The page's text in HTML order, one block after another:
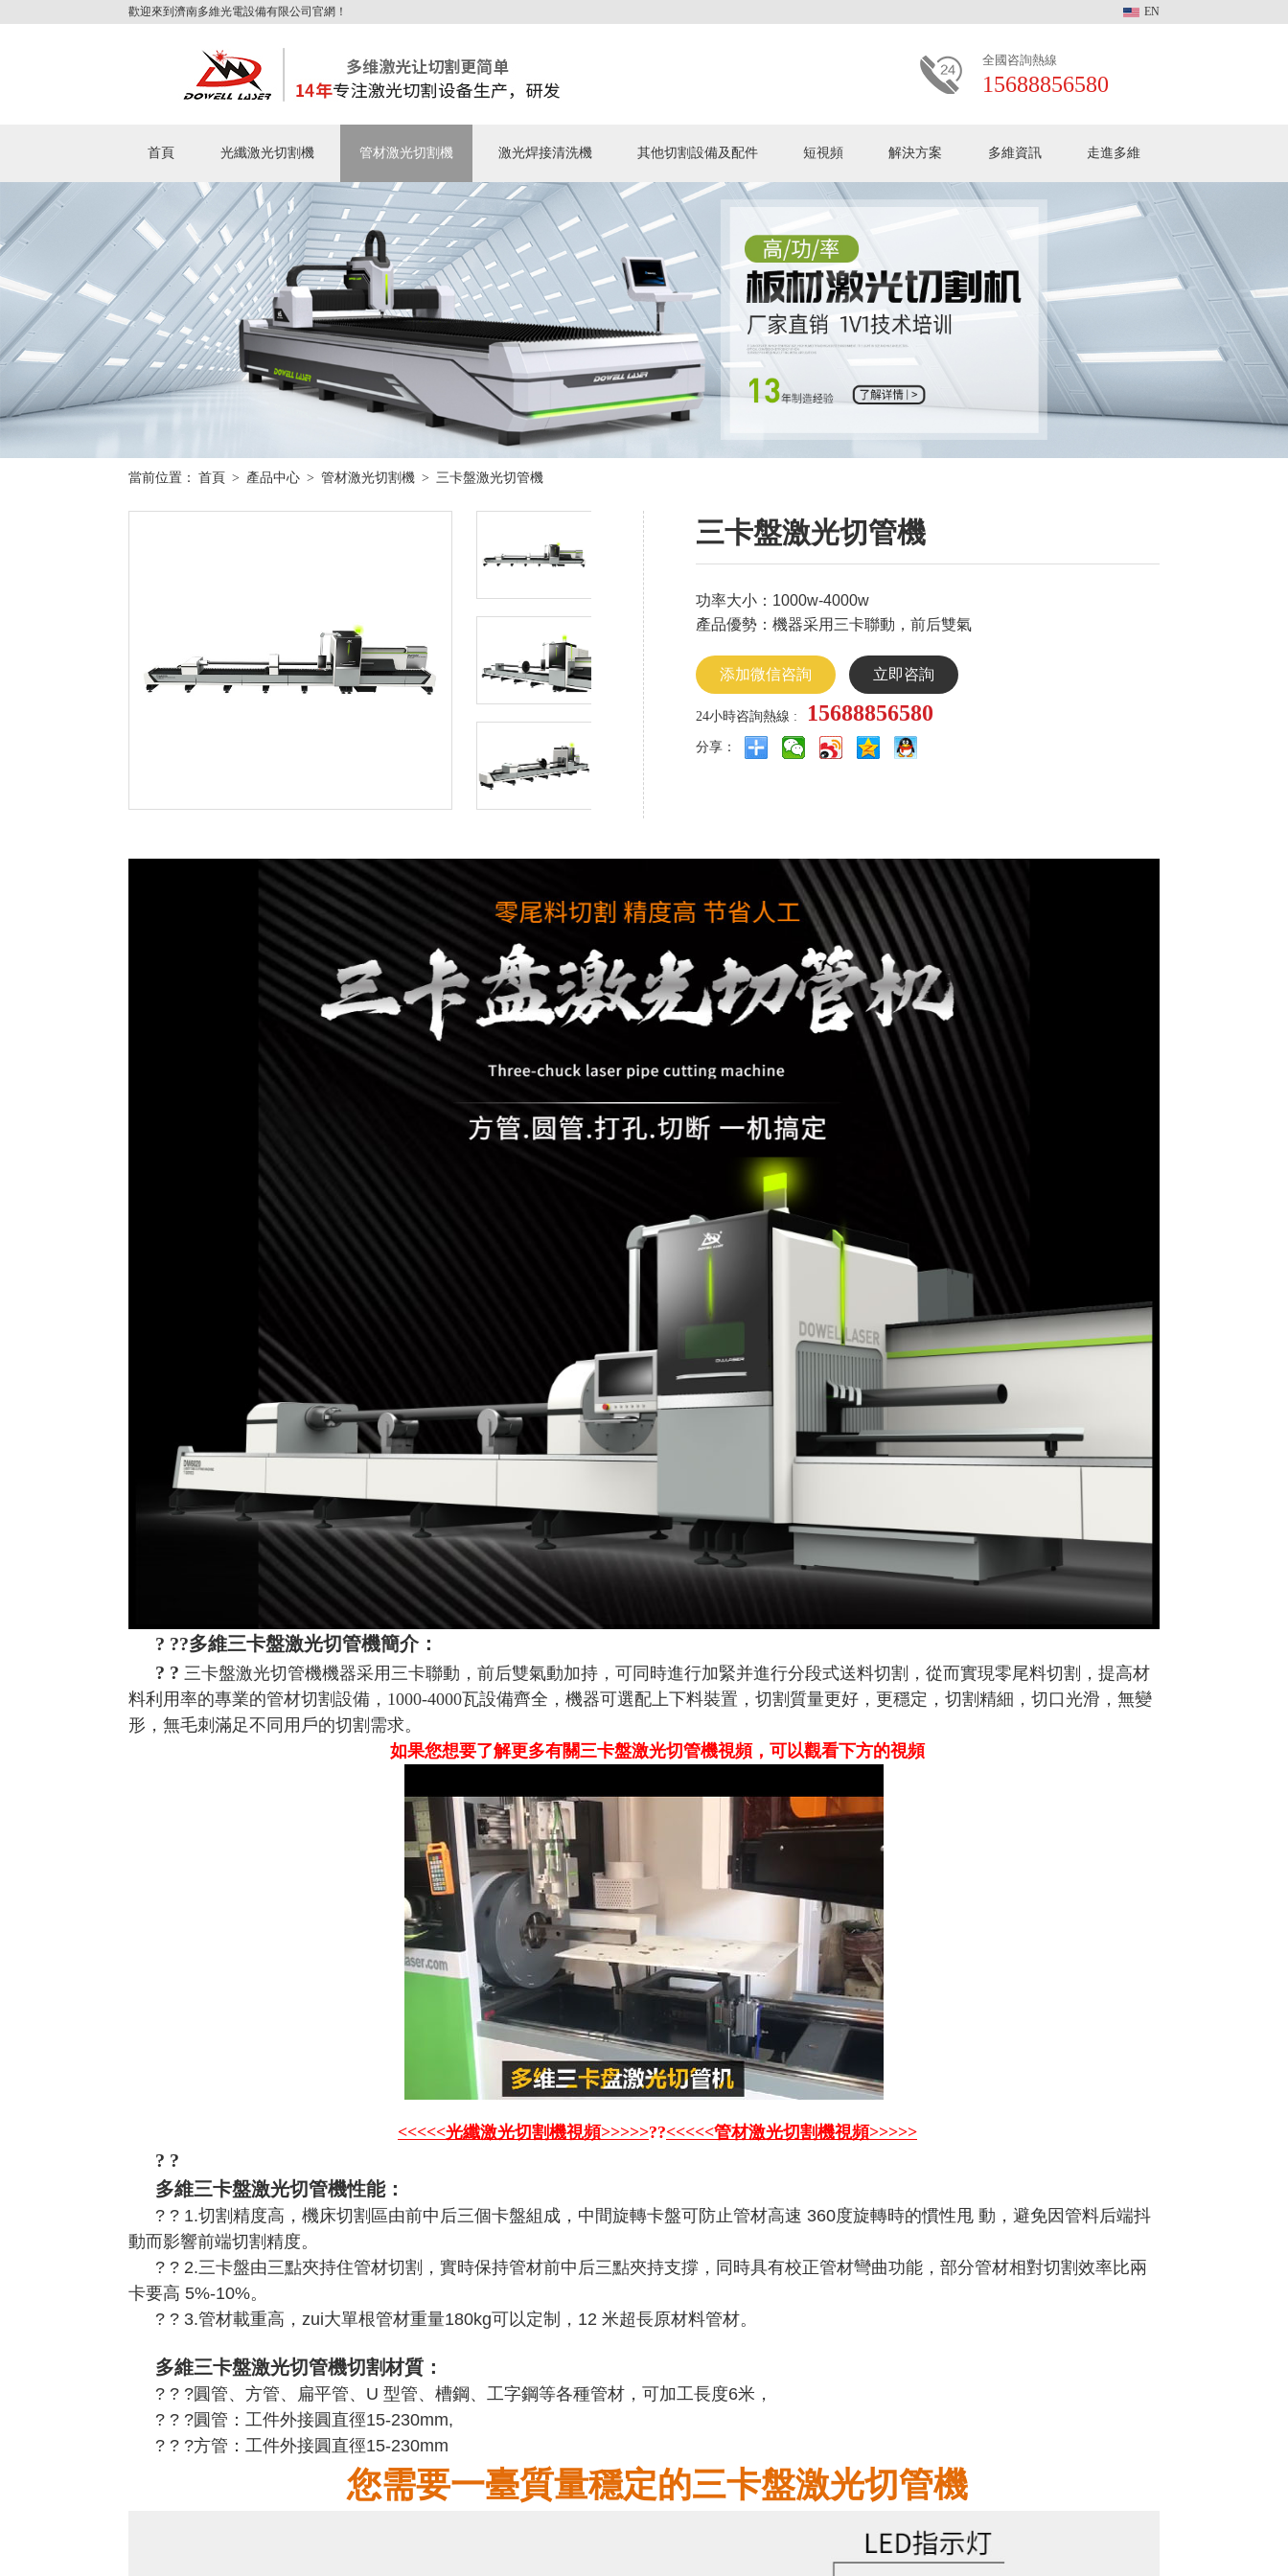
歡迎來到濟南多維光電設備有限公司官網！ EN
全國咨詢熱線
15688856580
首頁 光纖激光切割機 管材激光切割機 激光焊接清洗機 其他切割設備及配件 短視頻 解決方案 多維資訊
多維動態
客戶見證
常見問題
走進多維
當前位置： 首頁 > 產品中心 > 管材激光切割機 > 三卡盤激光切管機
三卡盤激光切管機
功率大小：1000w-4000w
產品優勢：機器采用三卡聯動，前后雙氣
添加微信咨詢 立即咨詢
24小時咨詢熱線 : 15688856580
分享：
? ??多維三卡盤激光切管機簡介：
? ? 三卡盤激光切管機機器采用三卡聯動，前后雙氣動加持，可同時進行加緊并進行分段式送料切割，從而實現零尾料切割，提高材
料利用率的專業的管材切割設備， 1000-4000瓦設備齊全，機器可選配上下料裝置，切割質量更好，更穩定，切割精細，切口光滑，無變
形，無毛刺滿足不同用戶的切割需求。
如果您想要了解更多有關三卡盤激光切管機視頻，可以觀看下方的視頻
<<<<<光纖激光切割機視頻>>>>>??<<<<<管材激光切割機視頻>>>>>
? ?
多維三卡盤激光切管機性能：
? ? 1.切割精度高，機床切割區由前中后三個卡盤組成，中間旋轉卡盤可防止管材高速 360度旋轉時的慣性甩 動，避免因管料后端抖
動而影響前端切割精度。
? ? 2.三卡盤由三點夾持住管材切割，實時保持管材前中后三點夾持支撐，同時具有校正管材彎曲功能，部分管材相對切割效率比兩
卡要高 5%-10%。
? ? 3.管材載重高，zui大單根管材重量180kg可以定制，12 米超長原材料管材。
多維三卡盤激光切管機切割材質：
? ? ?圓管、方管、扁平管、U 型管、槽鋼、工字鋼等各種管材，可加工長度6米，
? ? ?圓管：工件外接圓直徑15-230mm,
? ? ?方管：工件外接圓直徑15-230mm
您需要一臺質量穩定的三卡盤激光切管機